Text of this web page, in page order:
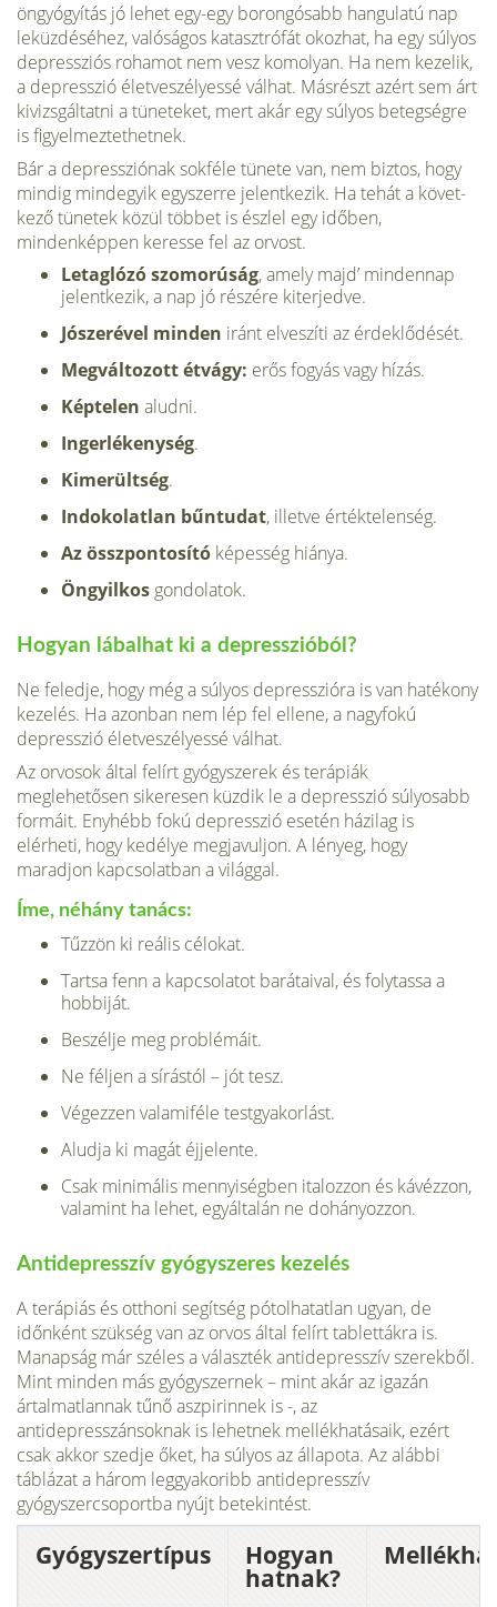
öngyógyítás jó lehet egy-egy borongósabb hangulatú nap
leküzdéséhez, való­ságos katasztrófát okozhat, ha egy súlyos
depressziós rohamot nem vesz komolyan. Ha nem kezelik,
a depresszió életveszé­lyessé válhat. Másrészt azért sem árt
kivizsgáltatni a tüneteket, mert akár egy súlyos betegségre
is figyelmeztethetnek.
Bár a depressziónak sokféle tünete van, nem biztos, hogy
mindig mindegyik egyszerre jelentkezik. Ha tehát a követ­
kező tünetek közül többet is észlel egy időben,
mindenképpen keresse fel az orvost.
Letaglózó szomorúság, amely majd’ mindennap
jelentkezik, a nap jó részére kiterjedve.
Jószerével minden iránt elveszíti az érdeklődését.
Megváltozott étvágy: erős fogyás vagy hízás.
Képtelen aludni.
Ingerlékenység.
Kimerültség.
Indokolatlan bűntudat, illetve értéktelenség.
Az összpontosító képesség hiánya.
Öngyilkos gondolatok.
Hogyan lábalhat ki a depresszióból?
Ne feledje, hogy még a súlyos depresszióra is van hatékony
kezelés. Ha azonban nem lép fel ellene, a nagyfo­kú
depresszió életveszélyessé válhat.
Az orvosok által felírt gyógyszerek és terápiák
meglehetősen sikeresen küzdik le a depresszió súlyosabb
for­máit. Enyhébb fokú depresszió esetén házilag is
elérheti, hogy kedélye meg­javuljon. A lényeg, hogy
maradjon kapcsolatban a világgal.
Íme, néhány tanács:
Tűzzön ki reális célokat.
Tartsa fenn a kapcsolatot barátai­val, és folytassa a
hobbiját.
Beszélje meg problémáit.
Ne féljen a sírástól – jót tesz.
Végezzen valamiféle testgyakorlást.
Aludja ki magát éjjelente.
Csak minimális mennyiségben ita­lozzon és kávézzon,
valamint ha lehet, egyáltalán ne dohányozzon.
Antidepresszív gyógyszeres kezelés
A terápiás és otthoni segítség pótolhatatlan ugyan, de
időnként szükség van az orvos által felírt tablettákra is.
Manapság már széles a választék antidepresszív szerekből.
Mint minden más gyógyszernek – mint akár az igazán
ártalmatlannak tűnő aszpirinnek is -, az
antidepresszánsoknak is lehetnek mellék­hatásaik, ezért
csak akkor szedje őket, ha súlyos az állapota. Az alábbi
táblázat a három leggyakoribb antidepresszív
gyógyszercsoportba nyújt betekintést.
Gyógyszertípus Hogyan
hatnak?